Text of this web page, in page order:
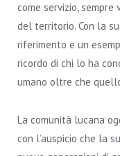
come servizio,
del territorio. Con la
riferimento e un
ricordo di chi lo ha
umano oltre che
La comunità lucana
con l’auspicio che la